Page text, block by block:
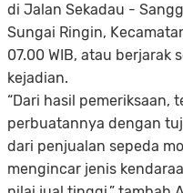
di Jalan Sekadau -
Sungai Ringin,
07.00 WIB, atau berjarak
kejadian.
“Dari hasil pemeriksaan,
perbuatannya dengan
dari penjualan sepeda
mengincar jenis